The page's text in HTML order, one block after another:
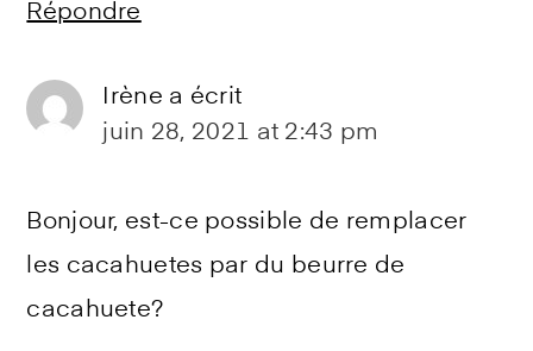
Répondre
Irène a écrit
juin 28, 2021 at 2:43 pm
Bonjour, est-ce possible de remplacer
les cacahuetes par du beurre de
cacahuete?